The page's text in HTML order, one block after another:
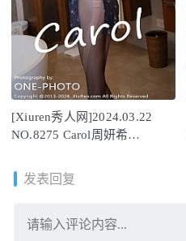
[Xiuren秀人网]2024.03.22
NO.8275 Carol周妍希
发表回复